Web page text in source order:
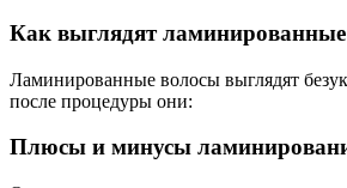
Как выглядят
Ламинированные волосы выглядят
после процедуры они:
Плюсы и минусы